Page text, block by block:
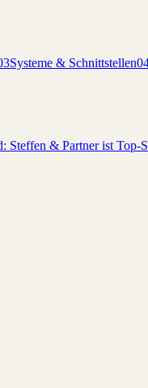
Systeme & Schnittstellen
Steffen & Partner ist Top-